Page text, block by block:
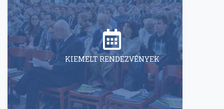
KIEMELT RENDEZVÉNYEK